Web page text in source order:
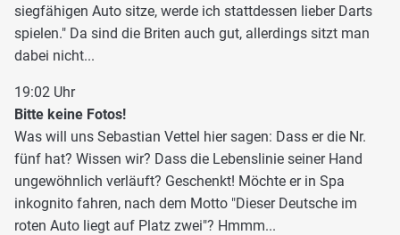
siegfähigen Auto sitze, werde ich stattdessen lieber Darts
spielen." Da sind die Briten auch gut, allerdings sitzt man
dabei nicht...
19:02 Uhr
Bitte keine Fotos!
Was will uns Sebastian Vettel hier sagen: Dass er die Nr.
fünf hat? Wissen wir? Dass die Lebenslinie seiner Hand
ungewöhnlich verläuft? Geschenkt! Möchte er in Spa
inkognito fahren, nach dem Motto "Dieser Deutsche im
roten Auto liegt auf Platz zwei"? Hmmm...